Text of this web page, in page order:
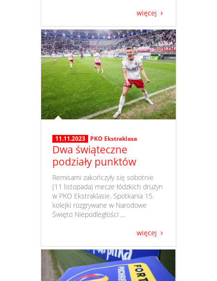
więcej
11.11.2023 PKO Ekstraklasa
Dwa świąteczne
podziały punktów
​ Remisami zakończyły się sobotnie
(11 listopada) mecze łódzkich drużyn
w PKO Ekstraklasie. Spotkania 15.
kolejki rozgrywane w Narodowe
Święto Niepodległości ...
więcej